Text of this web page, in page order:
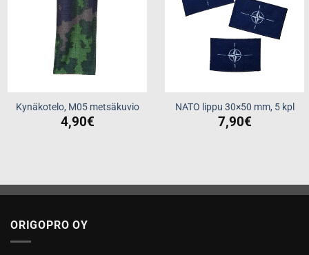
Kynäkotelo, M05 metsäkuvio
4,90€
NATO lippu 30×50 mm, 5 kpl
7,90€
ORIGOPRO OY